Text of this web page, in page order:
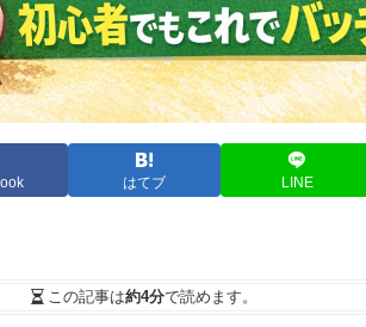
はてブ LINE
この記事は約4分で読めます。